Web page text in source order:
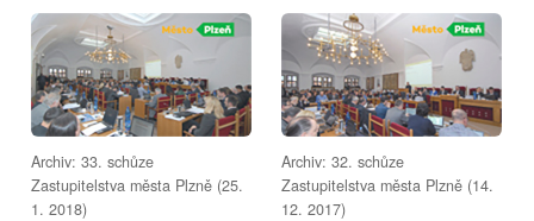
Archiv: 33. schůze
Zastupitelstva města Plzně (25.
1. 2018)
Archiv: 32. schůze
Zastupitelstva města Plzně (14.
12. 2017)